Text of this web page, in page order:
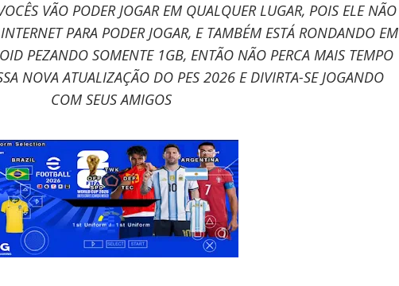
VÃO PODER JOGAR EM QUALQUER LUGAR, POIS ELE NÃO
PARA PODER JOGAR, E TAMBÉM ESTÁ RONDANDO EM
PEZANDO SOMENTE 1GB, ENTÃO NÃO PERCA MAIS TEMPO
NOVA ATUALIZAÇÃO DO PES 2026 E DIVIRTA-SE JOGANDO
COM SEUS AMIGOS